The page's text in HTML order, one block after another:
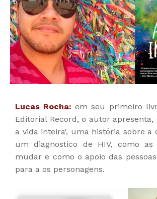
Lucas Rocha: em seu primeiro
Editorial Record, o autor apresenta,
a vida inteira', uma história sobre a
um diagnostico de HIV, como as
mudar e como o apoio das
para a os personagens.